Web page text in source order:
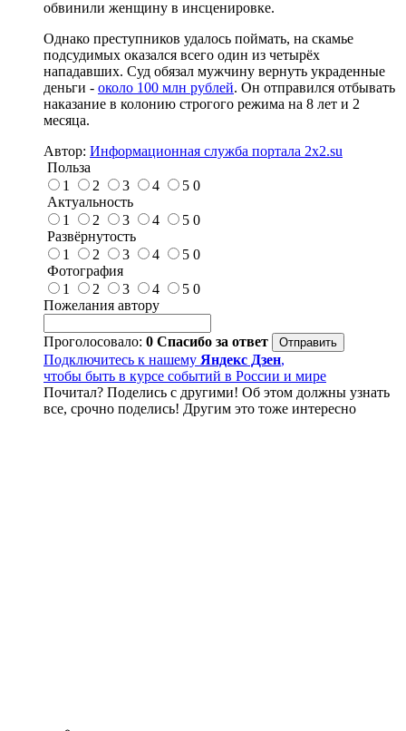
обвинили женщину в инсценировке.
Однако преступников удалось поймать, на скамье
подсудимых оказался всего один из четырёх
нападавших. Суд обязал мужчину вернуть украденные
деньги - около 100 млн рублей. Он отправился отбывать
наказание в колонию строгого режима на 8 лет и 2
месяца.
Автор: Информационная служба портала 2x2.su
Польза
1
2 3 4 5 0
Актуальность
1
2 3 4 5 0
Развёрнутость
1
2 3 4 5 0
Фотография
1
2 3 4 5 0
Пожелания автору
Проголосовало: 0 Спасибо за ответ
Подключитесь к нашему Яндекс Дзен,
чтобы быть в курсе событий в России и мире
Почитал? Поделись с другими! Об этом должны узнать
все, срочно поделись! Другим это тоже интересно